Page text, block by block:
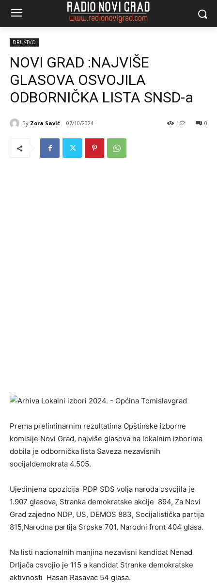
DRUŠTVO
NOVI GRAD :NAJVIŠE
GLASOVA OSVOJILA
ODBORNIČKA LISTA SNSD-a
By Zora Savić 07/10/2024 0
162
Prema preliminarnim rezultatima Opštinske izborne
komisije Novi Grad, najviše glasova na lokalnim izborima
dobila je odbornička lista Saveza nezavisnih
socijaldemokrata 4.505.
Ujedinjena opozicija PDP SDS volja naroda osvojila je
1.907 glasova, Stranka demokratske akcije 894, Za Novi
Grad zajedno NDP, US, DEMOS 883, Socijalistička partija
815,Narodna partija Srpske 701, Narodni front 404 glasa.
Na listi nacionalnih manjina nezavisni kandidat Nenad
Drljača osvojio je 115 a kandidat Stranke demokratske
aktivnosti Hasan Rasavac 54 glasa.